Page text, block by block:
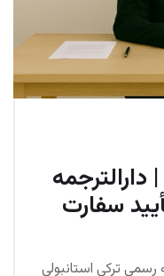
دارالترجمه
سفارت
رسمی ترکی استانبولی